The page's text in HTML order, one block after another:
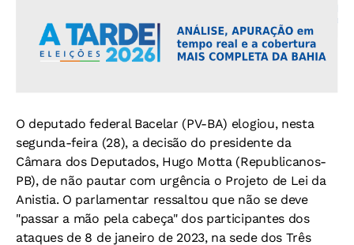
O deputado federal Bacelar (PV-BA) elogiou, nesta
segunda-feira (28), a decisão do presidente da
Câmara dos Deputados, Hugo Motta (Republicanos-
PB), de não pautar com urgência o Projeto de Lei da
Anistia. O parlamentar ressaltou que não se deve
"passar a mão pela cabeça" dos participantes dos
ataques de 8 de janeiro de 2023, na sede dos Três